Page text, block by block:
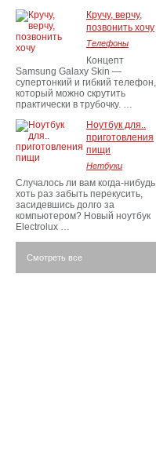
Кручу, верчу,
позвонить хочу
Телефоны
Концепт
Samsung Galaxy Skin —
супертонкий и гибкий телефон,
который можно скрутить
практически в трубочку. …
Ноутбук для..
приготовления
пищи
Нетбуки
Случалось ли вам когда-нибудь
хоть раз забыть перекусить,
засидевшись долго за
компьютером? Новый ноутбук
Electrolux …
Смотреть все